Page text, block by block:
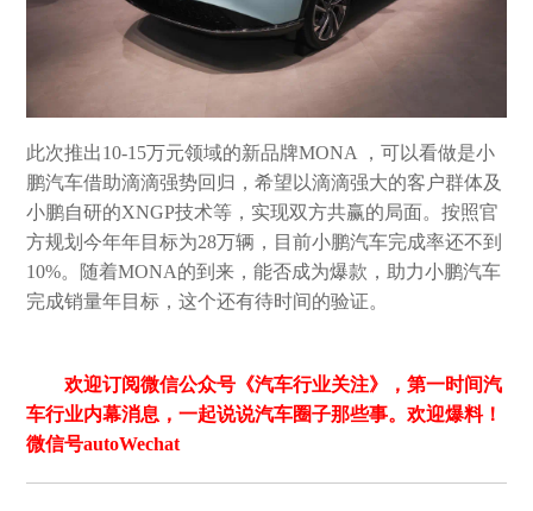
此次推出10-15万元领域的新品牌MONA ，可以看做是小
鹏汽车借助滴滴强势回归，希望以滴滴强大的客户群体及
小鹏自研的XNGP技术等，实现双方共赢的局面。按照官
方规划今年年目标为28万辆，目前小鹏汽车完成率还不到
10%。随着MONA的到来，能否成为爆款，助力小鹏汽车
完成销量年目标，这个还有待时间的验证。
欢迎订阅微信公众号《汽车行业关注》，第一时间汽
车行业内幕消息，一起说说汽车圈子那些事。欢迎爆料！
微信号autoWechat